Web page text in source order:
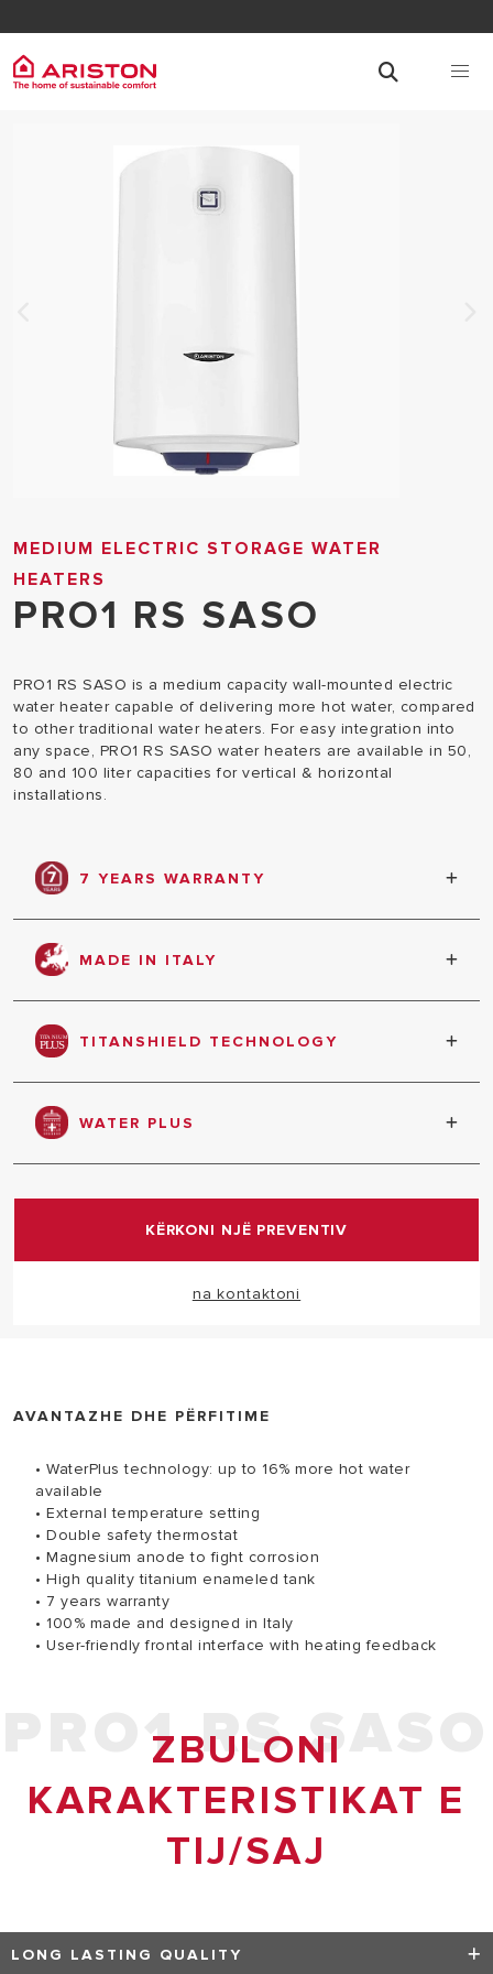
MEDIUM ELECTRIC STORAGE WATER
HEATERS
PRO1 RS SASO
PRO1 RS SASO is a medium capacity wall-mounted electric
water heater capable of delivering more hot water, compared
to other traditional water heaters. For easy integration into
any space, PRO1 RS SASO water heaters are available in 50,
80 and 100 liter capacities for vertical & horizontal
installations.
7 YEARS WARRANTY
Warranty against tank leakage
MADE IN ITALY
Made entirely in Italy
TITANSHIELD TECHNOLOGY
Double action technology that ensures total
protection against tank corrosion
WATER PLUS
High quantity of hot water
KËRKONI NJË PREVENTIV
na kontaktoni
AVANTAZHE DHE PËRFITIME
• WaterPlus technology: up to 16% more hot water
available
• External temperature setting
• Double safety thermostat
• Magnesium anode to fight corrosion
• High quality titanium enameled tank
• 7 years warranty
• 100% made and designed in Italy
• User-friendly frontal interface with heating feedback
PRO1 RS SASO
ZBULONI
KARAKTERISTIKAT E
TIJ/SAJ
LONG LASTING QUALITY